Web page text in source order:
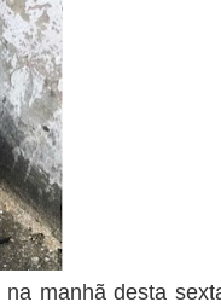
manhã desta